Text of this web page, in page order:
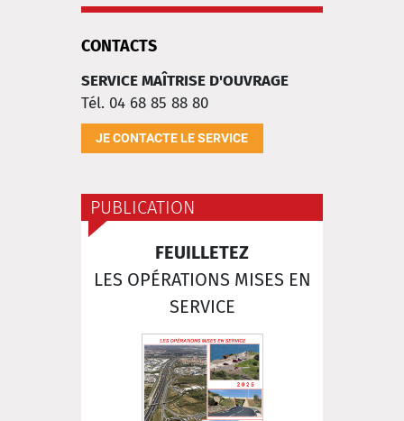
CONTACTS
SERVICE MAÎTRISE D'OUVRAGE
Tél. 04 68 85 88 80
JE CONTACTE LE SERVICE
PUBLICATION
FEUILLETEZ
LES OPÉRATIONS MISES EN
SERVICE